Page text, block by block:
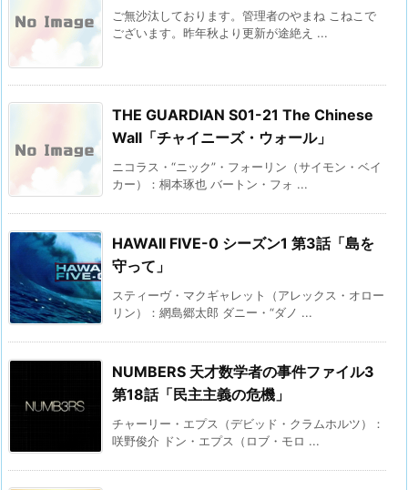
ご無沙汰しております。管理者のやまね こねこで
ございます。昨年秋より更新が途絶え ...
THE GUARDIAN S01-21 The Chinese
Wall「チャイニーズ・ウォール」
ニコラス・“ニック”・フォーリン（サイモン・ベイ
カー）：桐本琢也 バートン・フォ ...
HAWAII FIVE-0 シーズン1 第3話「島を
守って」
スティーヴ・マクギャレット（アレックス・オロー
リン）：網島郷太郎 ダニー・“ダノ ...
NUMBERS 天才数学者の事件ファイル3
第18話「民主主義の危機」
チャーリー・エプス（デビッド・クラムホルツ）：
咲野俊介 ドン・エプス（ロブ・モロ ...